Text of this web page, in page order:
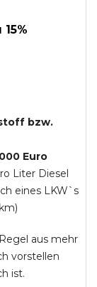
bzw.
Euro
Liter Diesel
eines LKW`s
aus mehr
vorstellen
ist.